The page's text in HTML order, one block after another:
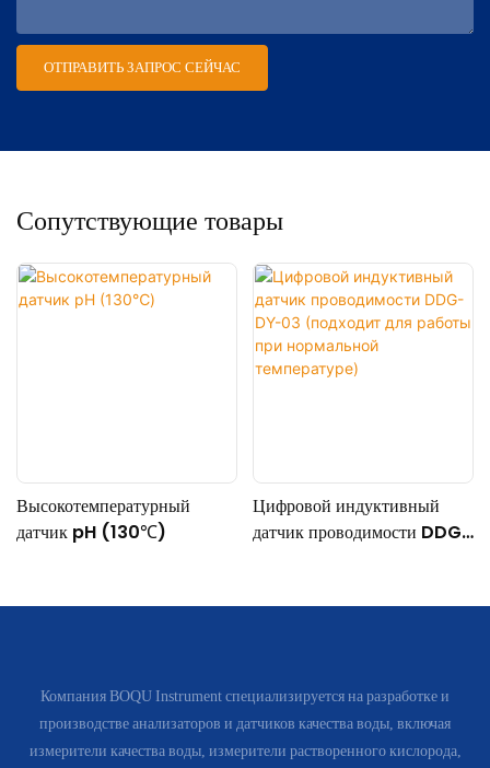
ОТПРАВИТЬ ЗАПРОС СЕЙЧАС
Сопутствующие товары
Высокотемпературный
датчик pH (130℃)
Цифровой индуктивный
датчик проводимости DDG-
температуре)
Компания BOQU Instrument специализируется на разработке и
производстве анализаторов и датчиков качества воды, включая
измерители качества воды, измерители растворенного кислорода,